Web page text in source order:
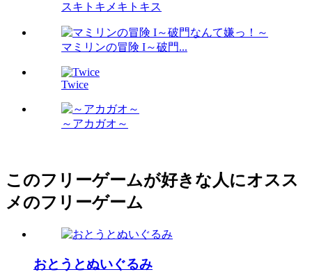
スキトキメキトキス
マミリンの冒険 I～破門...
Twice
～アカガオ～
このフリーゲームが好きな人にオスス
メのフリーゲーム
おとうとぬいぐるみ